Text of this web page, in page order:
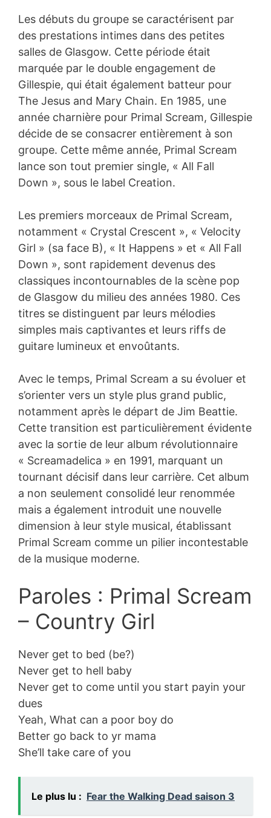
Les débuts du groupe se caractérisent par
des prestations intimes dans des petites
salles de Glasgow. Cette période était
marquée par le double engagement de
Gillespie, qui était également batteur pour
The Jesus and Mary Chain. En 1985, une
année charnière pour Primal Scream, Gillespie
décide de se consacrer entièrement à son
groupe. Cette même année, Primal Scream
lance son tout premier single, « All Fall
Down », sous le label Creation.
Les premiers morceaux de Primal Scream,
notamment « Crystal Crescent », « Velocity
Girl » (sa face B), « It Happens » et « All Fall
Down », sont rapidement devenus des
classiques incontournables de la scène pop
de Glasgow du milieu des années 1980. Ces
titres se distinguent par leurs mélodies
simples mais captivantes et leurs riffs de
guitare lumineux et envoûtants.
Avec le temps, Primal Scream a su évoluer et
s’orienter vers un style plus grand public,
notamment après le départ de Jim Beattie.
Cette transition est particulièrement évidente
avec la sortie de leur album révolutionnaire
« Screamadelica » en 1991, marquant un
tournant décisif dans leur carrière. Cet album
a non seulement consolidé leur renommée
mais a également introduit une nouvelle
dimension à leur style musical, établissant
Primal Scream comme un pilier incontestable
de la musique moderne.
Paroles : Primal Scream
– Country Girl
Never get to bed (be?)
Never get to hell baby
Never get to come until you start payin your
dues
Yeah, What can a poor boy do
Better go back to yr mama
She’ll take care of you
Le plus lu : Fear the Walking Dead saison 3